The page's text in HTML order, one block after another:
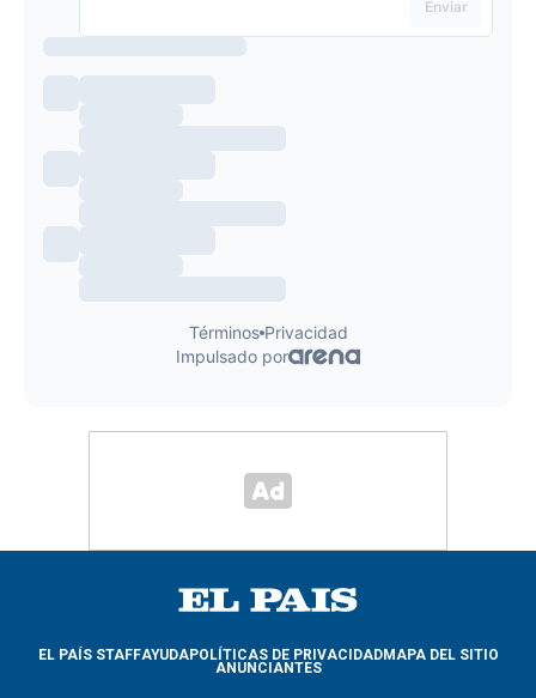
EL PAÍS STAFFAYUDAPOLÍTICAS DE PRIVACIDADMAPA DEL SITIO
ANUNCIANTES